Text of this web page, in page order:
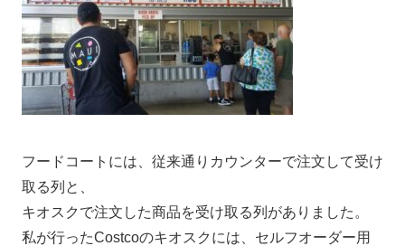
フードコートには、従来通りカウンターで注文して受け
取る列と、
キオスクで注文した商品を受け取る列がありました。
私が行ったCostcoのキオスクには、セルフオーダー用